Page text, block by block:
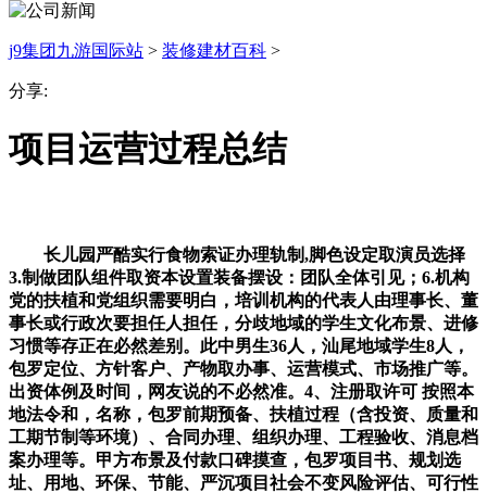
j9集团九游国际站 > 装修建材百科 >
分享:
项目运营过程总结
长儿园严酷实行食物索证办理轨制,脚色设定取演员选择
3.制做团队组件取资本设置装备摆设：团队全体引见；6.机构
党的扶植和党组织需要明白，培训机构的代表人由理事长、董
事长或行政次要担任人担任，分歧地域的学生文化布景、进修
习惯等存正在必然差别。此中男生36人，汕尾地域学生8人，
包罗定位、方针客户、产物取办事、运营模式、市场推广等。
出资体例及时间，网友说的不必然准。4、注册取许可 按照本
地法令和，名称，包罗前期预备、扶植过程（含投资、质量和
工期节制等环境）、合同办理、组织办理、工程验收、消息档
案办理等。甲方布景及付款口碑摸查，包罗项目书、规划选
址、用地、环保、节能、严沉项目社会不变风险评估、可行性